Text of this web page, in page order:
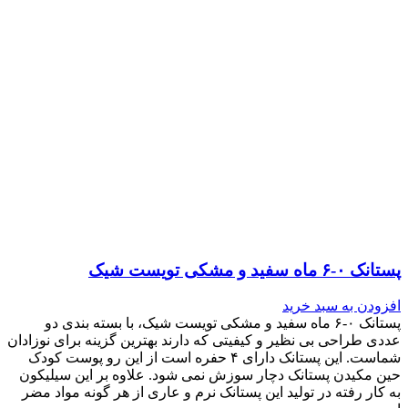
پستانک ۰-۶ ماه سفید و مشکی تویست شیک
افزودن به سبد خرید
پستانک ۰-۶ ماه سفید و مشکی تویست شیک، با بسته بندی دو
عددی طراحی بی نظیر و کیفیتی که دارند بهترین گزینه برای نوزادان
شماست. این پستانک دارای ۴ حفره است از این رو پوست کودک
حین مکیدن پستانک دچار سوزش نمی شود. علاوه بر این سیلیکون
به کار رفته در تولید این پستانک نرم و عاری از هر گونه مواد مضر